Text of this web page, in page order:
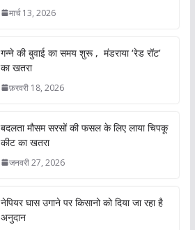
मार्च 13, 2026
गन्ने की बुवाई का समय शुरू , मंडराया ‘रेड रॉट’
का खतरा
फ़रवरी 18, 2026
बदलता मौसम सरसों की फसल के लिए लाया चिपकू
कीट का खतरा
जनवरी 27, 2026
नेपियर घास उगाने पर किसानो को दिया जा रहा है
अनुदान